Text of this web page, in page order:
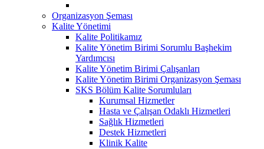
Organizasyon Şeması
Kalite Yönetimi
Kalite Politikamız
Kalite Yönetim Birimi Sorumlu Başhekim
Yardımcısı
Kalite Yönetim Birimi Çalışanları
Kalite Yönetim Birimi Organizasyon Şeması
SKS Bölüm Kalite Sorumluları
Kurumsal Hizmetler
Hasta ve Çalışan Odaklı Hizmetleri
Sağlık Hizmetleri
Destek Hizmetleri
Klinik Kalite